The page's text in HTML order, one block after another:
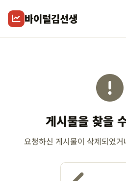
바이럴김선생
게시물을 찾을
요청하신 게시물이 삭제되었